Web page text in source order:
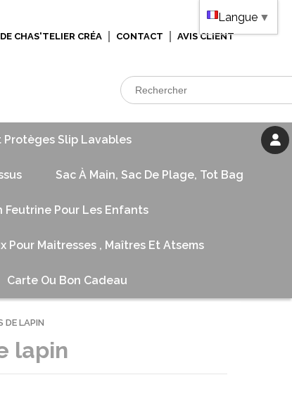
CHAS'TELIER CRÉA CONTACT AVIS CLIENT
Protèges Slip Lavables
Sac À Main, Sac De Plage, Tot Bag
Feutrine Pour Les Enfants
Pour Maitresses , Maîtres Et Atsems
Carte Ou Bon Cadeau
DE LAPIN
lapin
Langue ▼